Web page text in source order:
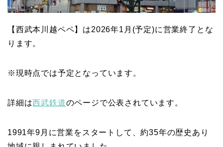
【西武本川越ペペ】は2026年1月(予定)に営業終了とな
ります。
※現時点では予定となっています。
詳細は西武鉄道のページで公表されています。
1991年9月に営業をスタートして、約35年の歴史あり